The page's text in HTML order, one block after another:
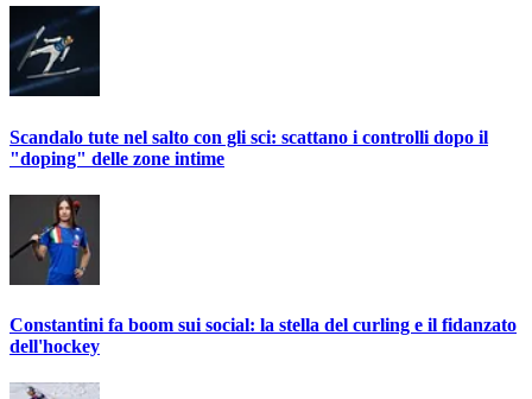
Scandalo tute nel salto con gli sci: scattano i controlli dopo il
"doping" delle zone intime
Constantini fa boom sui social: la stella del curling e il fidanzato
dell'hockey